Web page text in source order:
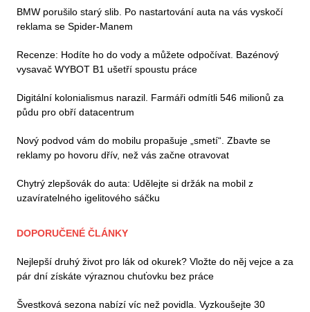
BMW porušilo starý slib. Po nastartování auta na vás vyskočí
reklama se Spider-Manem
Recenze: Hodíte ho do vody a můžete odpočívat. Bazénový
vysavač WYBOT B1 ušetří spoustu práce
Digitální kolonialismus narazil. Farmáři odmítli 546 milionů za
půdu pro obří datacentrum
Nový podvod vám do mobilu propašuje „smetí“. Zbavte se
reklamy po hovoru dřív, než vás začne otravovat
Chytrý zlepšovák do auta: Udělejte si držák na mobil z
uzavíratelného igelitového sáčku
DOPORUČENÉ ČLÁNKY
Nejlepší druhý život pro lák od okurek? Vložte do něj vejce a za
pár dní získáte výraznou chuťovku bez práce
Švestková sezona nabízí víc než povidla. Vyzkoušejte 30